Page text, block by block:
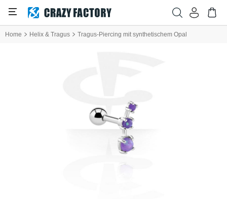
Home Helix & Tragus Tragus-Piercing mit synthetischem Opal